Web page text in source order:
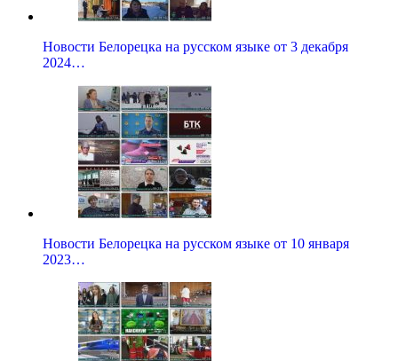
Новости Белорецка на русском языке от 3 декабря
2024…
Новости Белорецка на русском языке от 10 января
2023…